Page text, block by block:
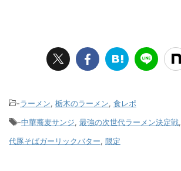
-ラーメン, 栃木のラーメン, 食レポ
-中華蕎麦サンジ, 最強の次世代ラーメン決定戦,
代豚そばガーリックバター, 限定